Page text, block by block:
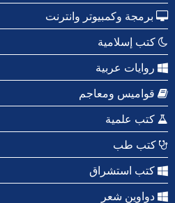
برمجة وكمبيوتر وانترنت
كتب إسلامية
روايات عربية
قواميس ومعاجم
كتب علمية
كتب طب
كتب استشراق
دواوين شعر